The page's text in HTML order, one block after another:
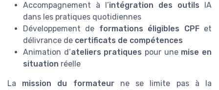
Accompagnement à l’intégration des outils IA
dans les pratiques quotidiennes
Développement de formations éligibles CPFet
délivrance de certificats de compétences
Animation d’ateliers pratiques pour une mise en
situation réelle
La mission du formateurne se limite pas à la